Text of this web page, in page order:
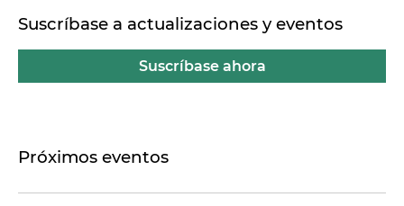
Suscríbase a actualizaciones y eventos
Suscríbase ahora
Próximos eventos